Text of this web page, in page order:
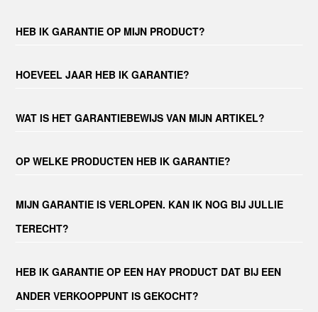
HEB IK GARANTIE OP MIJN PRODUCT?
HOEVEEL JAAR HEB IK GARANTIE?
WAT IS HET GARANTIEBEWIJS VAN MIJN ARTIKEL?
OP WELKE PRODUCTEN HEB IK GARANTIE?
MIJN GARANTIE IS VERLOPEN. KAN IK NOG BIJ JULLIE
TERECHT?
HEB IK GARANTIE OP EEN HAY PRODUCT DAT BIJ EEN
ANDER VERKOOPPUNT IS GEKOCHT?